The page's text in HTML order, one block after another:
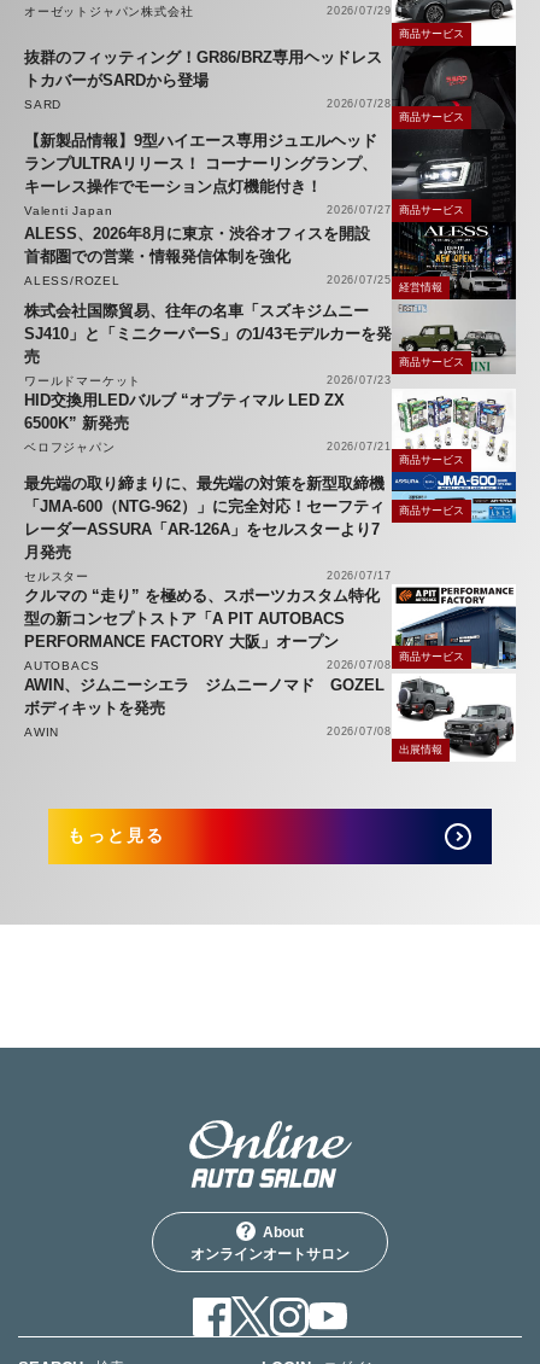
オーゼットジャパン株式会社
2026/07/29
商品サービス
抜群のフィッティング！GR86/BRZ専用ヘッドレス
トカバーがSARDから登場
SARD
2026/07/28
商品サービス
【新製品情報】9型ハイエース専用ジュエルヘッド
ランプULTRAリリース！ コーナーリングランプ、
キーレス操作でモーション点灯機能付き！
Valenti Japan 2026/07/27 商品サービス
ALESS、2026年8月に東京・渋谷オフィスを開設
首都圏での営業・情報発信体制を強化
ALESS/ROZEL 2026/07/25
経営情報
株式会社国際貿易、往年の名車「スズキジムニー
SJ410」と「ミニクーパーS」の1/43モデルカーを発
売
ワールドマーケット 2026/07/23
商品サービス
HID交換用LEDバルブ “オプティマル LED ZX
6500K” 新発売
ベロフジャパン
2026/07/21
商品サービス
最先端の取り締まりに、最先端の対策を新型取締機
「JMA-600（NTG-962）」に完全対応！セーフティ
レーダーASSURA「AR-126A」をセルスターより7
月発売
セルスター 2026/07/17
商品サービス
クルマの “走り” を極める、スポーツカスタム特化
型の新コンセプトストア「A PIT AUTOBACS
PERFORMANCE FACTORY 大阪」オープン
AUTOBACS 2026/07/08
商品サービス
AWIN、ジムニーシエラ ジムニーノマド GOZEL
ボディキットを発売
AWIN
2026/07/08
出展情報
もっと見る
About
オンラインオートサロン